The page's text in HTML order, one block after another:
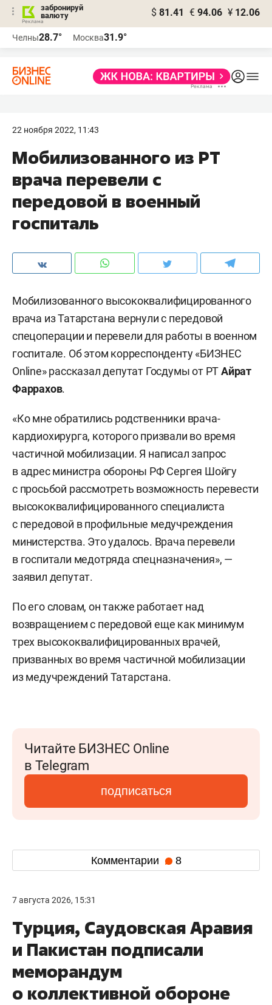
забронируй
валюту
$ 81.41 € 94.06 ¥ 12.06
Челны28.7° Москва31.9°
22 ноября 2022, 11:43
Мобилизованного из РТ
врача перевели с
передовой в военный
госпиталь
Мобилизованного высококвалифицированного
врача из Татарстана вернули с передовой
спецоперации и перевели для работы в военном
госпитале. Об этом корреспонденту «БИЗНЕС
Online» рассказал депутат Госдумы от РТАйрат
Фаррахов.
«Ко мне обратились родственники врача-
кардиохирурга, которого призвали во время
частичной мобилизации. Я написал запрос
в адрес министра обороны РФ Сергея Шойгу
с просьбой рассмотреть возможность перевести
высококвалифицированного специалиста
с передовой в профильные медучреждения
министерства. Это удалось. Врача перевели
в госпитали медотряда спецназначения», —
заявил депутат.
По его словам, он также работает над
возвращением с передовой еще как минимум
трех высококвалифицированных врачей,
призванных во время частичной мобилизации
из медучреждений Татарстана.
Читайте БИЗНЕС Online
в Telegram
подписаться
Комментарии 8
7 августа 2026, 15:31
Турция, Саудовская Аравия
и Пакистан подписали
меморандум
о коллективной обороне